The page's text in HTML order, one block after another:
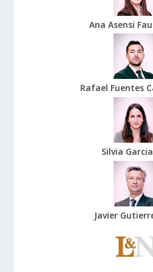
Ana Asensi
Rafael Fuentes
Silvia Garcia
Javier